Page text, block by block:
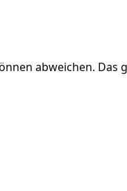
abweichen. Das